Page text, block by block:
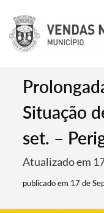
Situação
set. –
Atualizado em
publicado em 17 de